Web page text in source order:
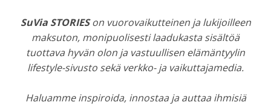
SuVia STORIESon vuorovaikutteinen ja lukijoilleen
maksuton, monipuolisesti laadukasta sisältöä
tuottava hyvän olon ja vastuullisen elämäntyylin
lifestyle-sivusto sekä verkko- ja vaikuttajamedia.
Haluamme inspiroida, innostaa ja auttaa ihmisiä